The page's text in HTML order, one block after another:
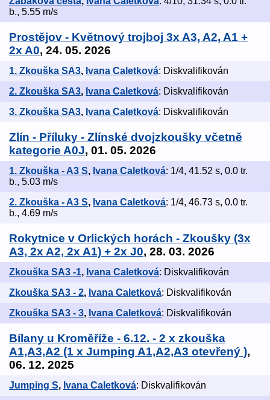
b., 5.55 m/s
Prostějov - Květnový trojboj 3x A3, A2, A1 +
2x A0, 24. 05. 2026
1. Zkouška SA3, Ivana Caletková: Diskvalifikován
2. Zkouška SA3, Ivana Caletková: Diskvalifikován
3. Zkouška SA3, Ivana Caletková: Diskvalifikován
Zlín - Příluky - Zlínské dvojzkoušky včetně
kategorie A0J, 01. 05. 2026
1. Zkouška - A3 S, Ivana Caletková: 1/4, 41.52 s, 0.0 tr.
b., 5.03 m/s
2. Zkouška - A3 S, Ivana Caletková: 1/4, 46.73 s, 0.0 tr.
b., 4.69 m/s
Rokytnice v Orlických horách - Zkoušky (3x
A3, 2x A2, 2x A1) + 2x J0, 28. 03. 2026
Zkouška SA3 -1, Ivana Caletková: Diskvalifikován
Zkouška SA3 - 2, Ivana Caletková: Diskvalifikován
Zkouška SA3 - 3, Ivana Caletková: Diskvalifikován
Bílany u Kroměříže - 6.12. - 2 x zkouška
A1,A3,A2 (1 x Jumping A1,A2,A3 otevřený ),
06. 12. 2025
Jumping S, Ivana Caletková: Diskvalifikován